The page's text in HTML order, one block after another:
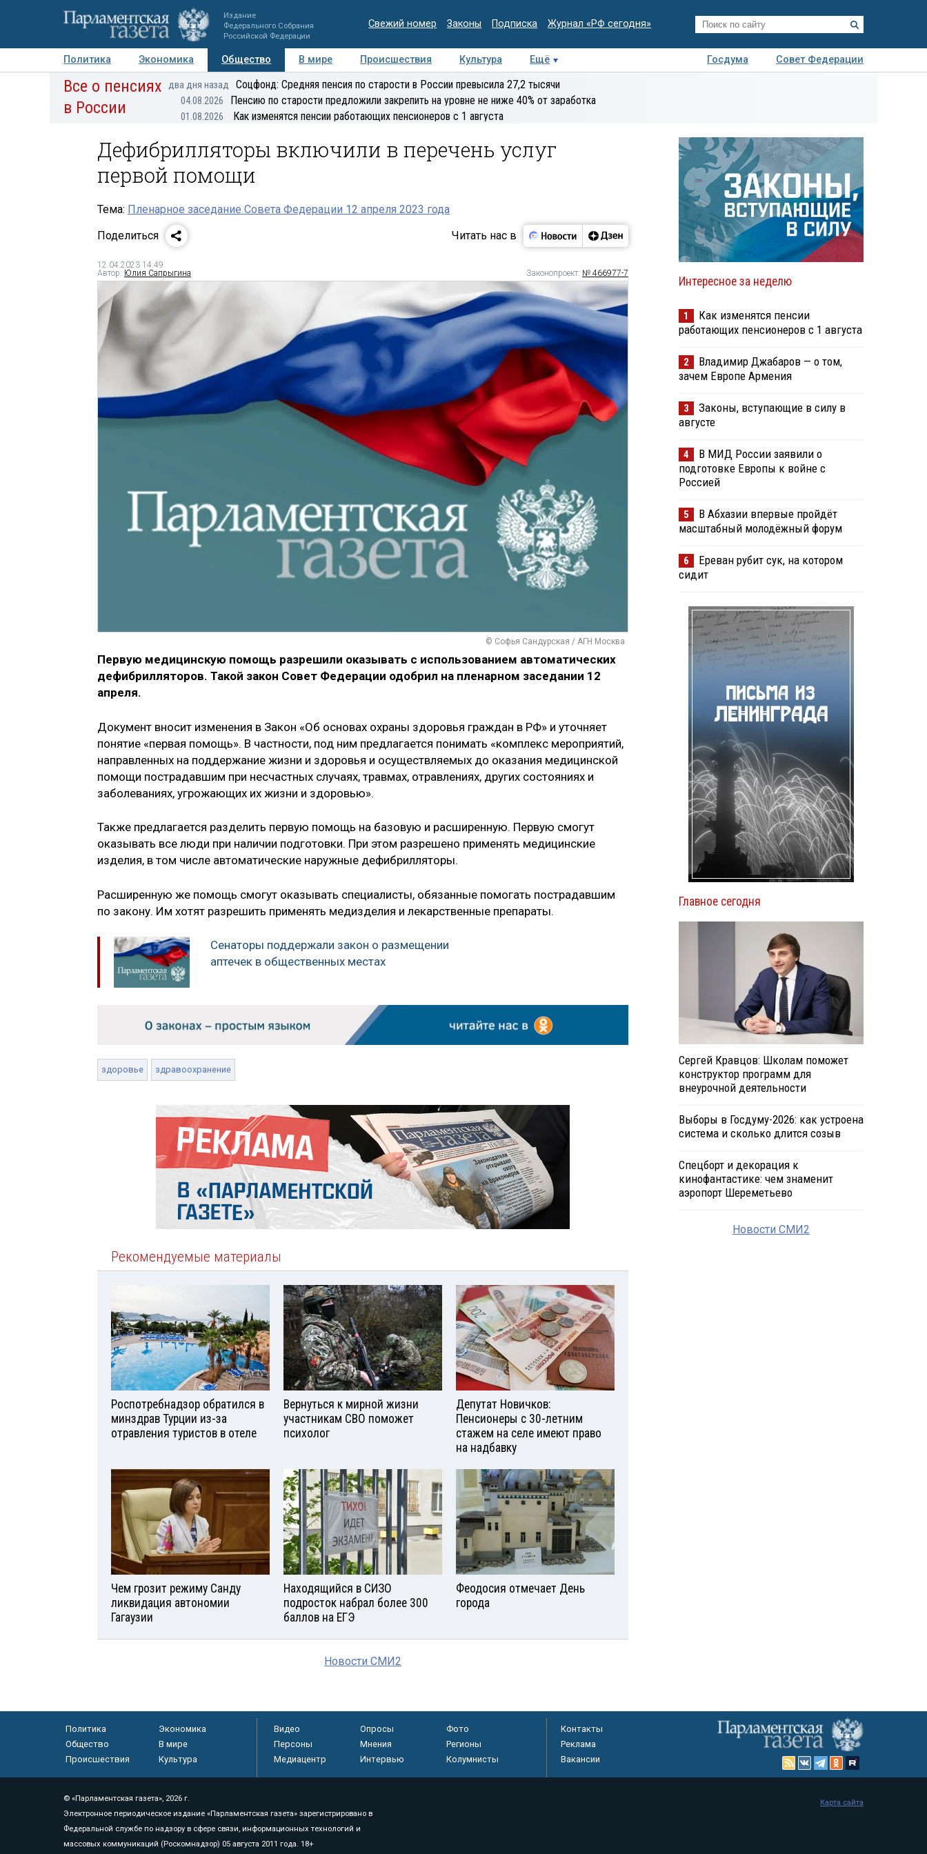
Издание
Федерального Собрания
Российской Федерации
Свежий номер Законы Подписка Журнал «РФ сегодня»
Политика Экономика Общество В мире Происшествия Культура Ещё Госдума
Совет Федерации
Авторы Персоны Мнения Регионы Медиацентр Интервью Колумнисты
Все о пенсиях
в России
два дня назад Соцфонд: Средняя пенсия по старости в России превысила 27,2 тысячи
04.08.2026 Пенсию по старости предложили закрепить на уровне не ниже 40% от заработка
01.08.2026 Как изменятся пенсии работающих пенсионеров с 1 августа
Дефибрилляторы включили в перечень услуг
первой помощи
Тема: Пленарное заседание Совета Федерации 12 апреля 2023 года
Поделиться
Читать нас в
12.04.2023 14:49
Автор: Юлия Сапрыгина Законопроект: № 466977-7
© Софья Сандурская / АГН Москва
Первую медицинскую помощь разрешили оказывать с использованием автоматических
дефибрилляторов. Такой закон Совет Федерации одобрил на пленарном заседании 12
апреля.
Документ вносит изменения в Закон «Об основах охраны здоровья граждан в РФ» и уточняет
понятие «первая помощь». В частности, под ним предлагается понимать «комплекс мероприятий,
направленных на поддержание жизни и здоровья и осуществляемых до оказания медицинской
помощи пострадавшим при несчастных случаях, травмах, отравлениях, других состояниях и
заболеваниях, угрожающих их жизни и здоровью».
Также предлагается разделить первую помощь на базовую и расширенную. Первую смогут
оказывать все люди при наличии подготовки. При этом разрешено применять медицинские
изделия, в том числе автоматические наружные дефибрилляторы.
Расширенную же помощь смогут оказывать специалисты, обязанные помогать пострадавшим
по закону. Им хотят разрешить применять медизделия и лекарственные препараты.
Сенаторы поддержали закон о размещении
аптечек в общественных местах
здоровье здравоохранение
Рекомендуемые материалы
Роспотребнадзор обратился в
минздрав Турции из-за
отравления туристов в отеле
Вернуться к мирной жизни
участникам СВО поможет
психолог
Депутат Новичков:
Пенсионеры с 30-летним
стажем на селе имеют право
на надбавку
Чем грозит режиму Санду
ликвидация автономии
Гагаузии
Находящийся в СИЗО
подросток набрал более 300
баллов на ЕГЭ
Феодосия отмечает День
города
Новости СМИ2
Интересное за неделю
1
Как изменятся пенсии
работающих пенсионеров с 1 августа
2
Владимир Джабаров — о том,
зачем Европе Армения
3
Законы, вступающие в силу в
августе
4
В МИД России заявили о
подготовке Европы к войне с
Россией
5
В Абхазии впервые пройдёт
масштабный молодёжный форум
6
Ереван рубит сук, на котором
сидит
Главное сегодня
Сергей Кравцов: Школам поможет
конструктор программ для
внеурочной деятельности
Выборы в Госдуму-2026: как устроена
система и сколько длится созыв
Спецборт и декорация к
кинофантастике: чем знаменит
аэропорт Шереметьево
Новости СМИ2
Политика
Экономика
Общество
В мире
Происшествия
Культура
Видео Опросы
Фото
Персоны
Мнения
Регионы
Медиацентр
Интервью Колумнисты
Контакты
Реклама
Вакансии
© «Парламентская газета», 2026 г.
Электронное периодическое издание «Парламентская газета» зарегистрировано в
Федеральной службе по надзору в сфере связи, информационных технологий и
массовых коммуникаций (Роскомнадзор) 05 августа 2011 года. 18+
Карта сайта